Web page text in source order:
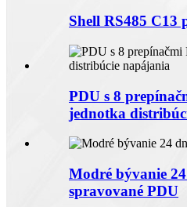
Shell RS485 C13
PDU s 8
jednotka
Modré bývanie
spravované PDU